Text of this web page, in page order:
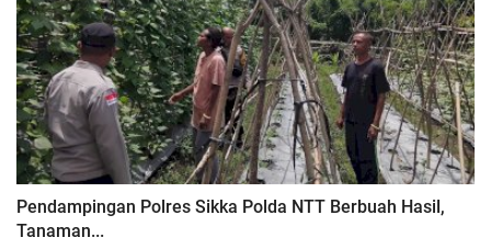
Pendampingan Polres Sikka Polda NTT Berbuah Hasil,
Tanaman...